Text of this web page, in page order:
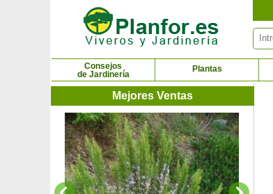
Consejos
de Jardinería
Plantas
Mejores Ventas
Panel de gestión de cookies